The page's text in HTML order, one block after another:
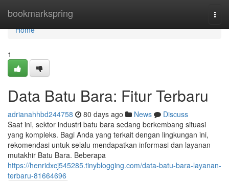
bookmarkspring
Home
Home
1
Data Batu Bara: Fitur Terbaru
adrianahhbd244758 80 days ago News
Discuss
Saat ini, sektor industri batu bara sedang berkembang situasi
yang kompleks. Bagi Anda yang terkait dengan lingkungan ini,
rekomendasi untuk selalu mendapatkan informasi dan layanan
mutakhir Batu Bara. Beberapa
https://henridxcj545285.tinyblogging.com/data-batu-bara-layanan-
terbaru-81664696